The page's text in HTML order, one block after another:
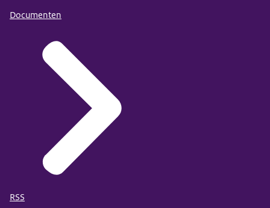
Documenten
RSS